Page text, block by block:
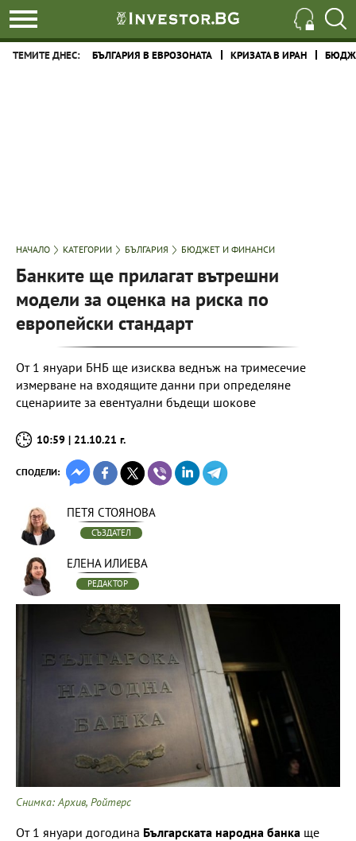
ТЕМИТЕ ДНЕС: БЪЛГАРИЯ В ЕВРОЗОНАТА КРИЗАТА В ИРАН
НАЧАЛО КАТЕГОРИИ БЪЛГАРИЯ БЮДЖЕТ И ФИНАНСИ
Банките ще прилагат вътрешни
модели за оценка на риска по
европейски стандарт
От 1 януари БНБ ще изисква веднъж на тримесечие
измерване на входящите данни при определяне
сценариите за евентуални бъдещи шокове
10:59 | 21.10.21 г.
СПОДЕЛИ:
ПЕТЯ СТОЯНОВА
СЪЗДАТЕЛ
ЕЛЕНА ИЛИЕВА
РЕДАКТОР
Снимка: Архив, Ройтерс
От 1 януари догодина Българската народна банка ще